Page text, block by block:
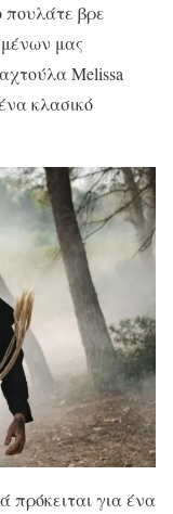
πουλάτε βρε
μας
Melissa
κλασικό
πρόκειται για ένα